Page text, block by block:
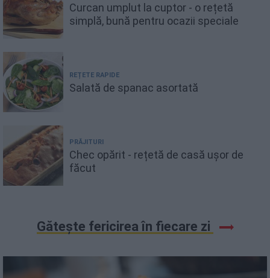
Curcan umplut la cuptor - o rețetă
simplă, bună pentru ocazii speciale
REȚETE RAPIDE
Salată de spanac asortată
PRĂJITURI
Chec opărit - rețetă de casă ușor de
făcut
Gătește fericirea în fiecare zi